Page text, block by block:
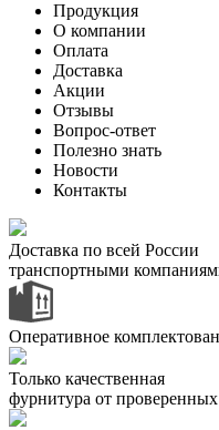
Продукция
О компании
Оплата
Доставка
Акции
Отзывы
Вопрос-ответ
Полезно знать
Новости
Контакты
Доставка по всей России
транспортными
Оперативное
Только качественная
фурнитура от